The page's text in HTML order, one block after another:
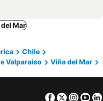
Mar
Chile
Valparaíso
Viña del Mar
Facebook
Twitter